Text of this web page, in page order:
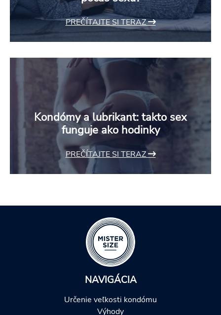
PREČÍTAJTE SI TERAZ
Kondómy a lubrikant: takto sex
funguje ako hodinky
PREČÍTAJTE SI TERAZ
NAVIGÁCIA
Určenie veľkosti kondómu
Výhody